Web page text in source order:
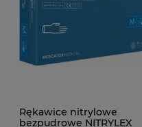
Rękawice nitrylowe
bezpudrowe NITRYLEX